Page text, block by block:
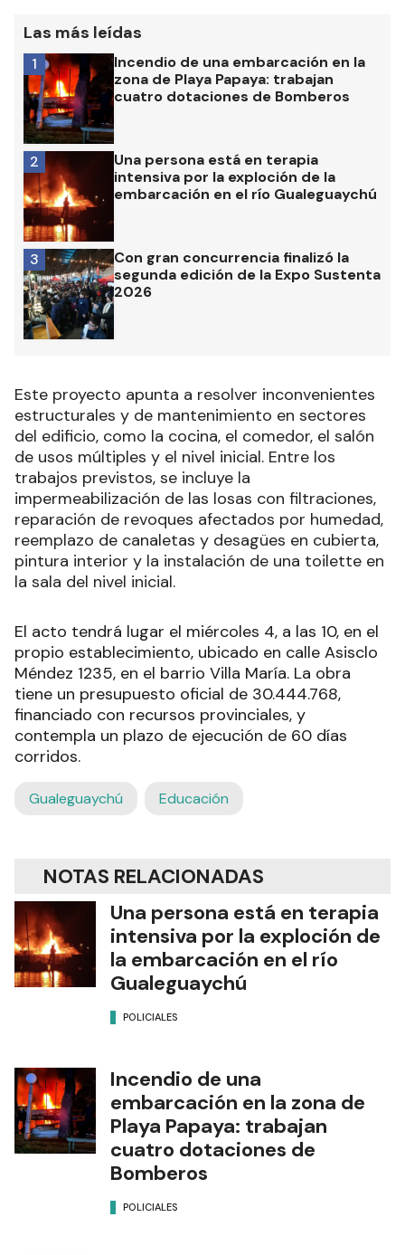
Las más leídas
Incendio de una embarcación en la
zona de Playa Papaya: trabajan
cuatro dotaciones de Bomberos
1
Una persona está en terapia
intensiva por la exploción de la
embarcación en el río Gualeguaychú
2
Con gran concurrencia finalizó la
segunda edición de la Expo Sustenta
2026
3
Este proyecto apunta a resolver inconvenientes
estructurales y de mantenimiento en sectores
del edificio, como la cocina, el comedor, el salón
de usos múltiples y el nivel inicial. Entre los
trabajos previstos, se incluye la
impermeabilización de las losas con filtraciones,
reparación de revoques afectados por humedad,
reemplazo de canaletas y desagües en cubierta,
pintura interior y la instalación de una toilette en
la sala del nivel inicial.
El acto tendrá lugar el miércoles 4, a las 10, en el
propio establecimiento, ubicado en calle Asisclo
Méndez 1235, en el barrio Villa María. La obra
tiene un presupuesto oficial de 30.444.768,
financiado con recursos provinciales, y
contempla un plazo de ejecución de 60 días
corridos.
Gualeguaychú Educación
NOTAS RELACIONADAS
Una persona está en terapia
intensiva por la exploción de
la embarcación en el río
Gualeguaychú
POLICIALES
Incendio de una
embarcación en la zona de
Playa Papaya: trabajan
cuatro dotaciones de
Bomberos
POLICIALES